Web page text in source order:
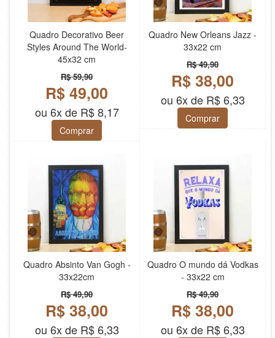
Quadro Decorativo Beer
Styles Around The World-
45x32 cm
R$ 59,90
R$ 49,00
ou 6x de R$ 8,17
Comprar
Quadro New Orleans Jazz -
33x22 cm
R$ 49,90
R$ 38,00
ou 6x de R$ 6,33
Comprar
Quadro Absinto Van Gogh -
33x22cm
R$ 49,90
R$ 38,00
ou 6x de R$ 6,33
Quadro O mundo dá Vodkas
- 33x22 cm
R$ 49,90
R$ 38,00
ou 6x de R$ 6,33